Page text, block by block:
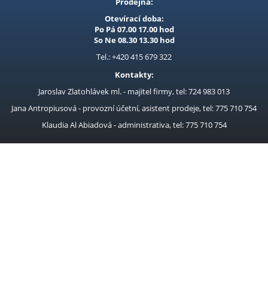
Otevírací doba:
Po Pá 07.00 17.00 hod
So Ne 08.30 13.30 hod
Tel.: +420 415 679 322
Kontakty:
Jaroslav Zlatohlávek ml. - majitel firmy, tel: 724 983 013
Jana Antropiusová - provozní účetní, asistent prodeje, tel: 775 710 754
Klaudia Al Abiadová - administrativa, tel: 775 710 754